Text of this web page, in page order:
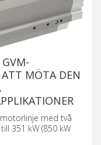
MÖTA DEN
med två
351 kW (850 kW